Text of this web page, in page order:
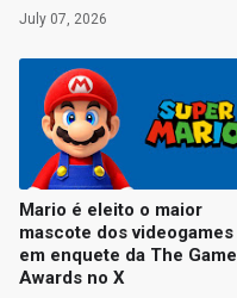
July 07, 2026
Mario é eleito o maior
mascote dos videogames
em enquete da The Game
Awards no X